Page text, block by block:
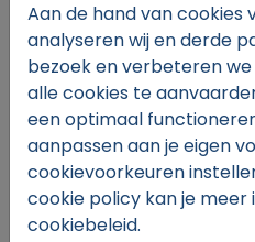
Trainingsvest met
€42,00
Aan de hand van cookies
analyseren wij en derde
bezoek en verbeteren
alle cookies te
een optimaal
aanpassen aan je eigen
cookievoorkeuren
cookie policy kan je meer
cookiebeleid.